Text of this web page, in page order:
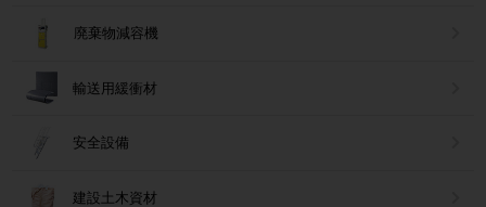
廃棄物減容機
輸送用緩衝材
安全設備
建設土木資材